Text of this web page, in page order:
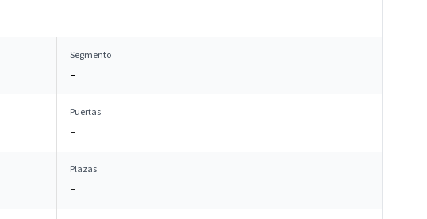
Segmento
–
Puertas
–
Plazas
–